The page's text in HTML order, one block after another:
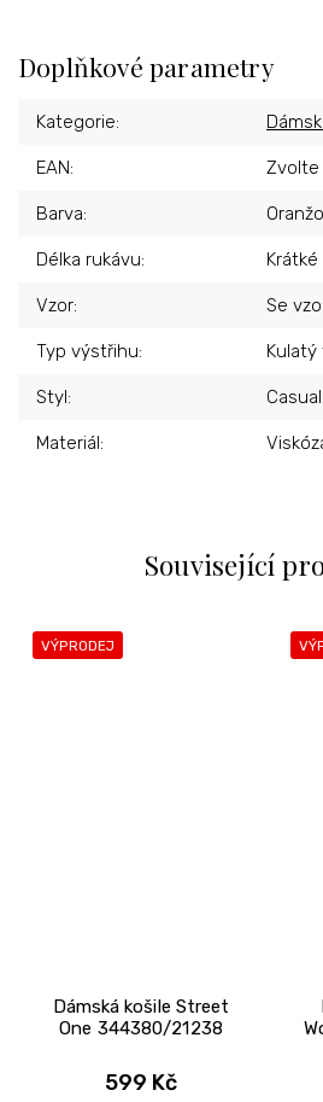
Související
VÝPRODEJ
Dámská košile Street
One 344380/21238
599 Kč
Doplňkové parametry
Kategorie:
EAN: Zvolte
Barva:
Délka rukávu:
Vzor: Se
Typ výstřihu:
Styl: Casual
Materiál: